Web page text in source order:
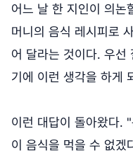
어느 날 한 지인이 의논
머니의 음식 레시피로
어 달라는 것이다. 우선
기에 이런 생각을 하게
이런 대답이 돌아왔다.
이 음식을 먹을 수 없겠